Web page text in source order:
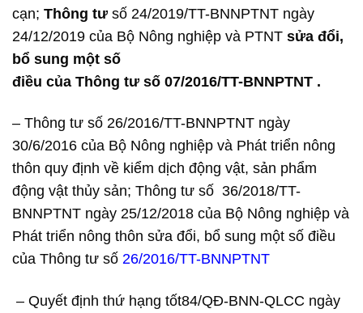
cạn; Thông tư số 24/2019/TT-BNNPTNT ngày
24/12/2019 của Bộ Nông nghiệp và PTNT sửa đổi,
bổ sung một số
điều của Thông tư số 07/2016/TT-BNNPTNT .
– Thông tư số 26/2016/TT-BNNPTNT ngày
30/6/2016 của Bộ Nông nghiệp và Phát triển nông
thôn quy định về kiểm dịch động vật, sản phẩm
động vật thủy sản; Thông tư số 36/2018/TT-
BNNPTNT ngày 25/12/2018 của Bộ Nông nghiệp và
Phát triển nông thôn sửa đổi, bổ sung một số điều
của Thông tư số 26/2016/TT-BNNPTNT
– Quyết định thứ hạng tốt84/QĐ-BNN-QLCC ngày